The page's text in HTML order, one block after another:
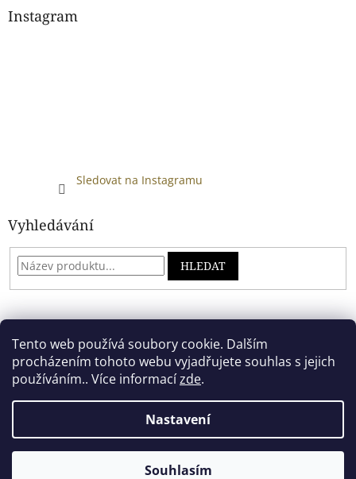
Tento web používá soubory cookie. Dalším
procházením tohoto webu vyjadřujete souhlas s jejich
používáním.. Více informacízde.
Nastavení
Souhlasím
Instagram
Sledovat na Instagramu
Vyhledávání
HLEDAT
Vytvořil Shoptet
Copyright 2026Alkoholový shop. Všechna práva vyhrazena.